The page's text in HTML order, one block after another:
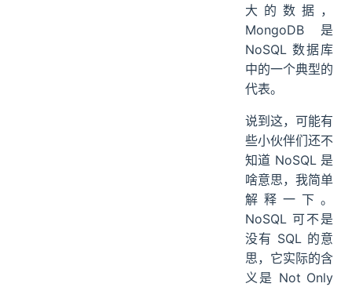
大的数据，
MongoDB 是
NoSQL 数据库
中的一个典型的
代表。
说到这，可能有
些小伙伴们还不
知道 NoSQL 是
啥意思，我简单
解释一下。
NoSQL 可不是
没有 SQL 的意
思，它实际的含
义是 Not Only